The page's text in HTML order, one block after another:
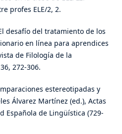
profes ELE/2, 2.
desafío del tratamiento de los
en línea para aprendices
de Filología de la
272-306.
estereotipadas y
Álvarez Martínez (ed.), Actas
Española de Lingüística (729-